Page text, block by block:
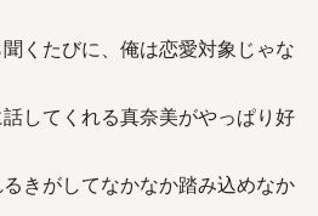
くたびに、俺は恋愛対象じゃな
してくれる真奈美がやっぱり好
きがしてなかなか踏み込めなか